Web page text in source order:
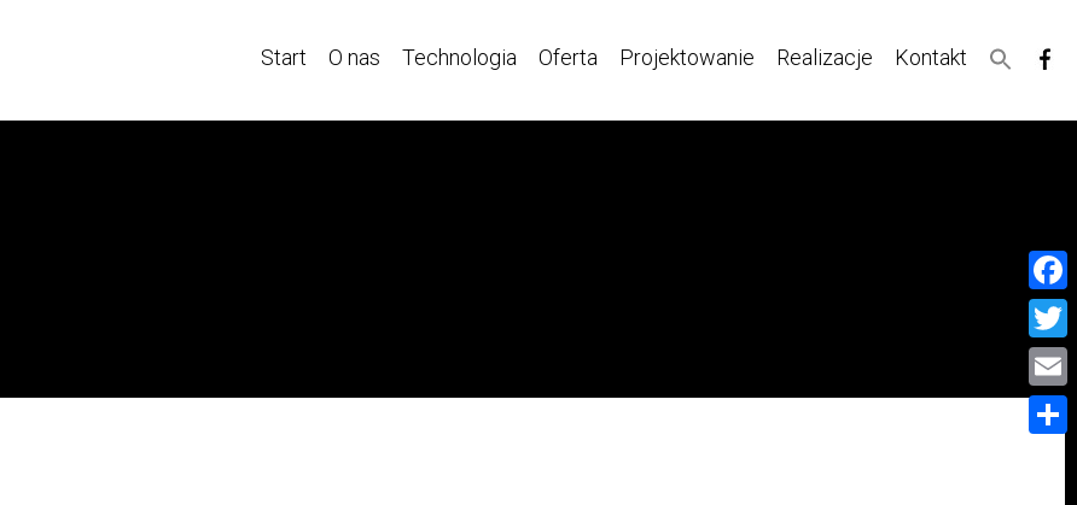
Start O nas Technologia Oferta Projektowanie Realizacje Kontakt
Email